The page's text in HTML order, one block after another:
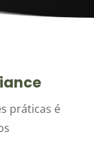
práticas é